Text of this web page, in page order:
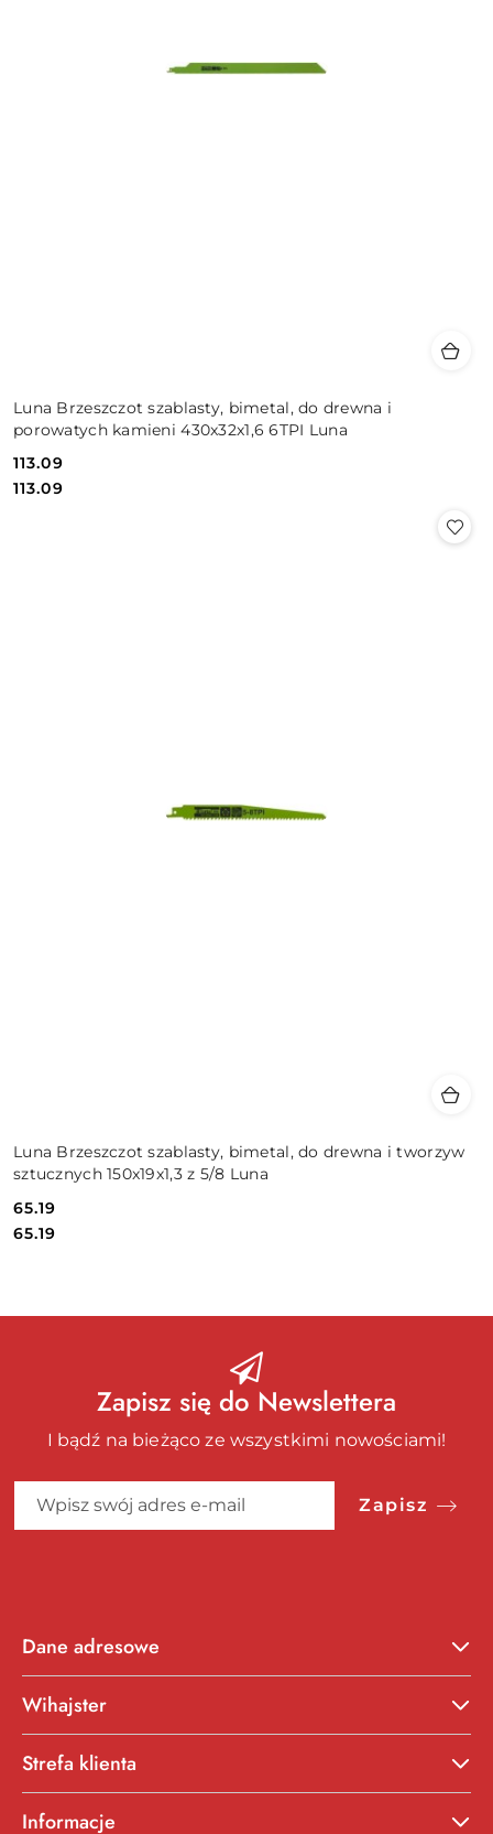
Luna Brzeszczot szablasty, bimetal, do drewna i
porowatych kamieni 430x32x1,6 6TPI Luna
Cena:
113.09
Cena:
113.09
Luna Brzeszczot szablasty, bimetal, do drewna i tworzyw
sztucznych 150x19x1,3 z 5/8 Luna
Cena:
65.19
Cena:
65.19
Zapisz się do Newslettera
I bądź na bieżąco ze wszystkimi nowościami!
Zapisz
Dane adresowe
Wihajster
Strefa klienta
Informacje